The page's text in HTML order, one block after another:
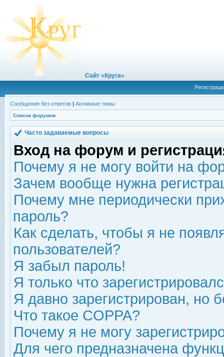
Сайт «Круга»
Сообщения без ответов | Активные темы
Список форумов
Часто задаваемые вопросы
Вход на форум и
Почему я не могу войти на
Зачем вообще нужна
Почему мне периодически
пароль?
Как сделать, чтобы я не
пользователей?
Я забыл пароль!
Я только что
Я давно зарегистрирован, но
Что такое COPPA?
Почему я не могу
Для чего предназначена